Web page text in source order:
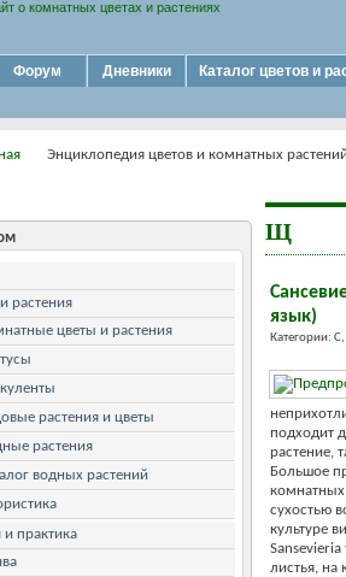
Форум Дневники Каталог цветов и
Энциклопедия цветов и комнатных
Щ
язык)
Категории: С,
подходит
растение,
Большое
комнатных
сухостью
культуре
листья, на
растения
цветы и растения
растения и цветы
растения
водных растений
и практика